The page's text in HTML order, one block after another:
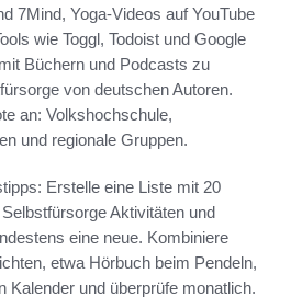
7Mind, Yoga-Videos auf YouTube
wie Toggl, Todoist und Google
Büchern und Podcasts zu
von deutschen Autoren.
an: Volkshochschule,
und regionale Gruppen.
Erstelle eine Liste mit 20
Aktivitäten und
eine neue. Kombiniere
etwa Hörbuch beim Pendeln,
Kalender und überprüfe monatlich.